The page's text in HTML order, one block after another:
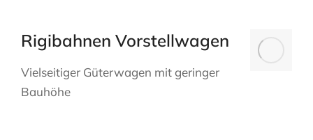
Rigibahnen Vorstellwagen
Vielseitiger Güterwagen mit geringer
Bauhöhe